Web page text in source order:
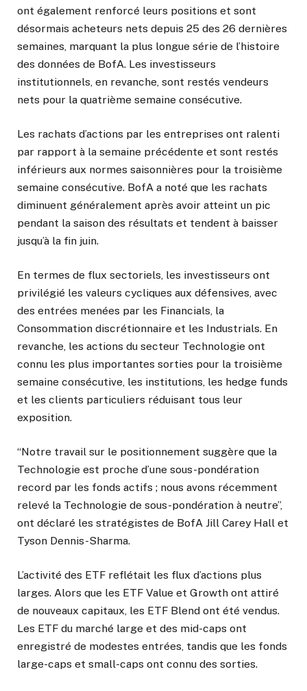
ont également renforcé leurs positions et sont
désormais acheteurs nets depuis 25 des 26 dernières
semaines, marquant la plus longue série de l’histoire
des données de BofA. Les investisseurs
institutionnels, en revanche, sont restés vendeurs
nets pour la quatrième semaine consécutive.
Les rachats d’actions par les entreprises ont ralenti
par rapport à la semaine précédente et sont restés
inférieurs aux normes saisonnières pour la troisième
semaine consécutive. BofA a noté que les rachats
diminuent généralement après avoir atteint un pic
pendant la saison des résultats et tendent à baisser
jusqu’à la fin juin.
En termes de flux sectoriels, les investisseurs ont
privilégié les valeurs cycliques aux défensives, avec
des entrées menées par les Financials, la
Consommation discrétionnaire et les Industrials. En
revanche, les actions du secteur Technologie ont
connu les plus importantes sorties pour la troisième
semaine consécutive, les institutions, les hedge funds
et les clients particuliers réduisant tous leur
exposition.
“Notre travail sur le positionnement suggère que la
Technologie est proche d’une sous-pondération
record par les fonds actifs ; nous avons récemment
relevé la Technologie de sous-pondération à neutre”,
ont déclaré les stratégistes de BofA Jill Carey Hall et
Tyson Dennis-Sharma.
L’activité des ETF reflétait les flux d’actions plus
larges. Alors que les ETF Value et Growth ont attiré
de nouveaux capitaux, les ETF Blend ont été vendus.
Les ETF du marché large et des mid-caps ont
enregistré de modestes entrées, tandis que les fonds
large-caps et small-caps ont connu des sorties.